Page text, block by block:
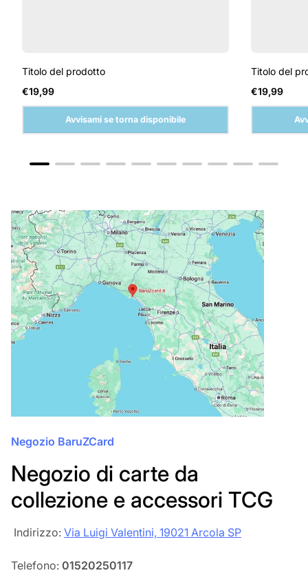
Titolo del prodotto
Prezzo
normale
€19,99
Avvisami se torna disponibile
Titolo del
Prezzo
normale
€19,99
Negozio BaruZCard
Negozio di carte da
collezione e accessori TCG
‎‎ Indirizzo: Via Luigi Valentini, 19021 Arcola SP
Telefono: 01520250117